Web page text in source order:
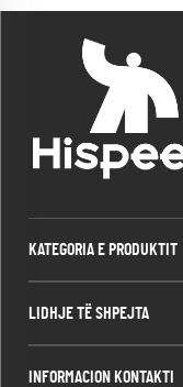
KATEGORIA E PRODUKTIT
LIDHJE TË SHPEJTA
INFORMACION KONTAKTI